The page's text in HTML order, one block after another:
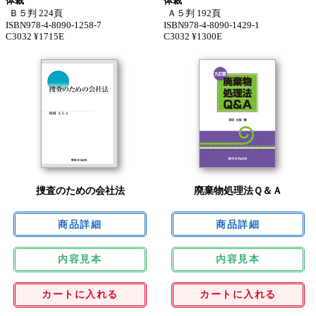
Ｂ５判 224頁
ISBN978-4-8090-1258-7
C3032 ¥1715E
Ａ５判 192頁
ISBN978-4-8090-1429-1
C3032 ¥1300E
捜査のための会社法
内容見本
カートに入れる
廃棄物処理法Ｑ＆Ａ
内容見本
カートに入れる